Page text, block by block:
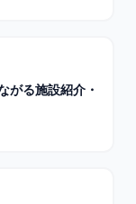
がる施設紹介・